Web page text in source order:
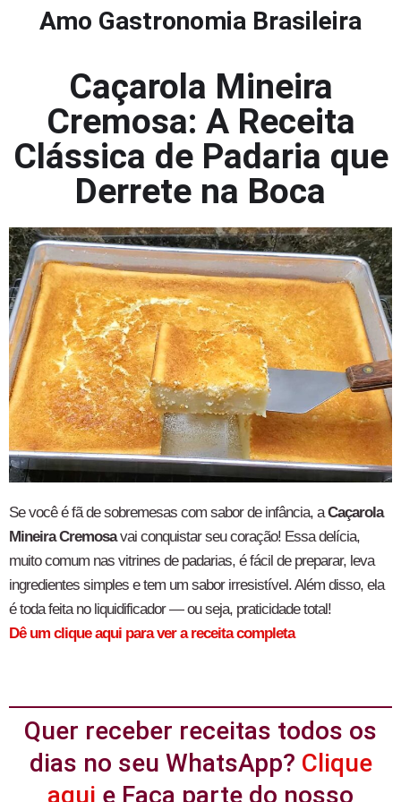
Amo Gastronomia Brasileira
Caçarola Mineira
Cremosa: A Receita
Clássica de Padaria que
Derrete na Boca
Se você é fã de sobremesas com sabor de infância, aCaçarola
Mineira Cremosavai conquistar seu coração! Essa delícia,
muito comum nas vitrines de padarias, é fácil de preparar, leva
ingredientes simples e tem um sabor irresistível. Além disso, ela
é toda feita no liquidificador — ou seja, praticidade total!
Dê um clique aqui para ver a receita completa
Quer receber receitas todos os
dias no seu WhatsApp? Clique
aqui e Faça parte do nosso